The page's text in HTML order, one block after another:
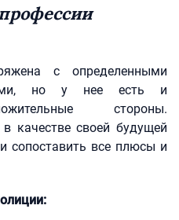
с определенными
но у нее есть и
стороны.
качестве своей будущей
сопоставить все плюсы и